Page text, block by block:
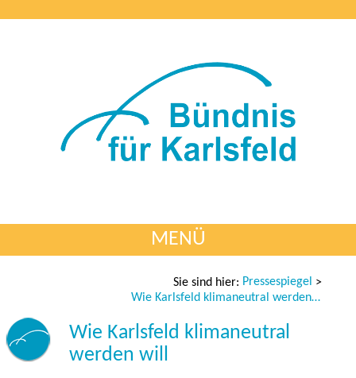
MENÜ
Sie sind hier: Pressespiegel >
Wie Karlsfeld klimaneutral werden will
Wie Karlsfeld klimaneutral
werden will